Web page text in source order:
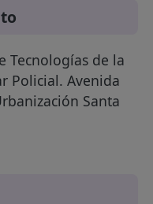
Tecnologías de la
Policial. Avenida
Santa